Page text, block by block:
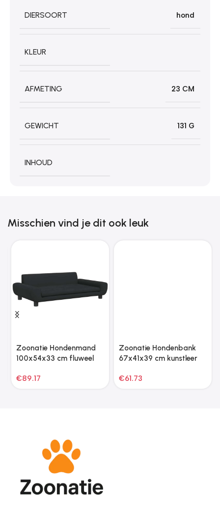
DIERSOORT hond
KLEUR
AFMETING 23 CM
GEWICHT 131 G
INHOUD
Misschien vind je dit ook leuk
Zoonatie Hondenmand
100x54x33 cm fluweel
€89.17
Zoonatie Hondenbank
67x41x39 cm kunstleer
€61.73